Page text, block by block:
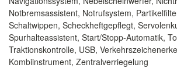
Notbremsassistent, Notrufsystem,
Schaltwippen, Scheckheftgepflegt,
Spurhalteassistent, Start/Stopp-Automatik,
Traktionskontrolle, USB,
Kombiinstrument, Zentralverriegelung